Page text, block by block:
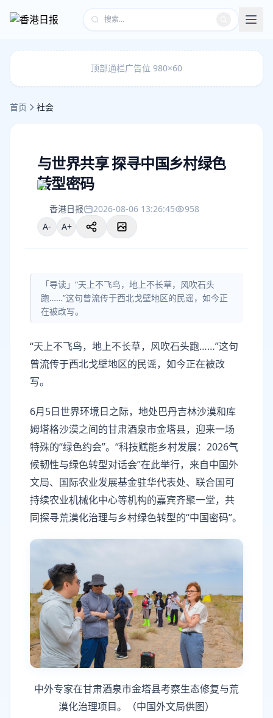
顶部通栏广告位 980×60
首页 社会
与世界共享 探寻中国乡村绿色
转型密码
香港日报 2026-08-06 13:26:45
958
A-
A+
「导读」“天上不飞鸟，地上不长草，风吹石头
跑……”这句曾流传于西北戈壁地区的民谣，如今正
在被改写。
“天上不飞鸟，地上不长草，风吹石头跑……”这句
曾流传于西北戈壁地区的民谣，如今正在被改
写。
6月5日世界环境日之际，地处巴丹吉林沙漠和库
姆塔格沙漠之间的甘肃酒泉市金塔县，迎来一场
特殊的“绿色约会”。“科技赋能乡村发展：2026气
候韧性与绿色转型对话会”在此举行，来自中国外
文局、国际农业发展基金驻华代表处、联合国可
持续农业机械化中心等机构的嘉宾齐聚一堂，共
同探寻荒漠化治理与乡村绿色转型的“中国密码”。
中外专家在甘肃酒泉市金塔县考察生态修复与荒
漠化治理项目。（中国外文局供图）